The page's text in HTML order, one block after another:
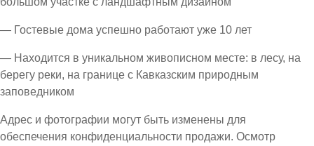
— Гостевые дома успешно работают уже 10 лет
— Находится в уникальном живописном месте: в лесу, на
берегу реки, на границе с Кавказским природным
заповедником
Адрес и фотографии могут быть изменены для
обеспечения конфиденциальности продажи. Осмотр